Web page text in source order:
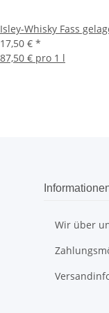
Isley-Whisky Fass
17,50 € *
87,50 € pro 1 l
Wir über